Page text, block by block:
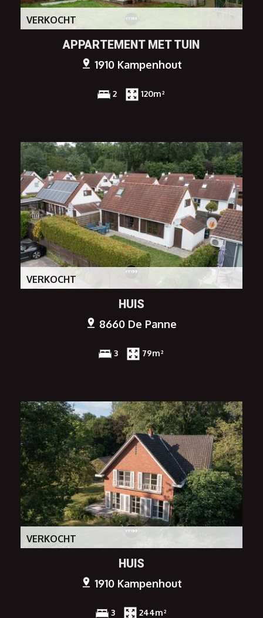
VERKOCHT
APPARTEMENT MET TUIN
1910 Kampenhout
2 120m²
VERKOCHT
HUIS
8660 De Panne
3 79m²
VERKOCHT
HUIS
1910 Kampenhout
3 244m²